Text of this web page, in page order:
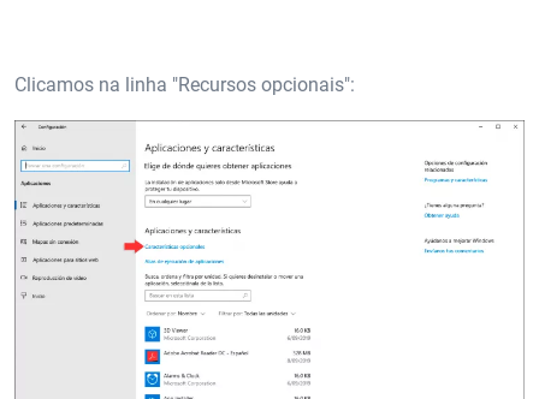
Clicamos na linha "Recursos opcionais":